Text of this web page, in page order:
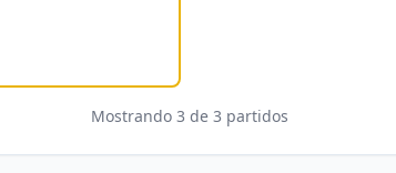
Mostrando 3 de 3 partidos